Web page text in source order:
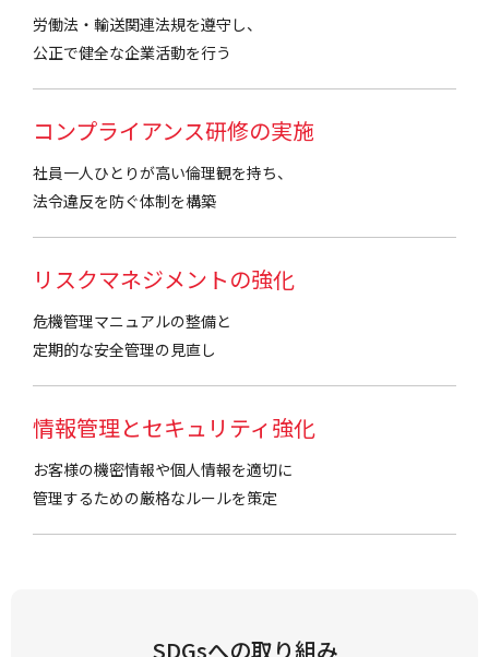
労働法・輸送関連法規を遵守し、
公正で健全な企業活動を行う
コンプライアンス研修の実施
社員一人ひとりが高い倫理観を持ち、
法令違反を防ぐ体制を構築
リスクマネジメントの強化
危機管理マニュアルの整備と
定期的な安全管理の見直し
情報管理とセキュリティ強化
お客様の機密情報や個人情報を適切に
管理するための厳格なルールを策定
SDGsへの取り組み